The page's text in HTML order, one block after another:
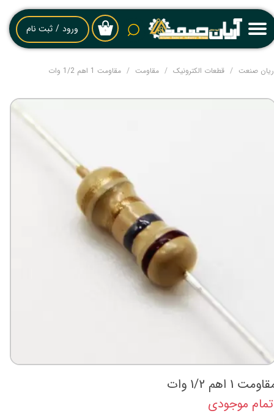
۰ ورود / ثبت نام
حساب کاربری من
صنعت قطعات الکترونیک مقاومت مقاومت 1 اهم 1/2 وات
1 اهم 1/2 وات
موجودی